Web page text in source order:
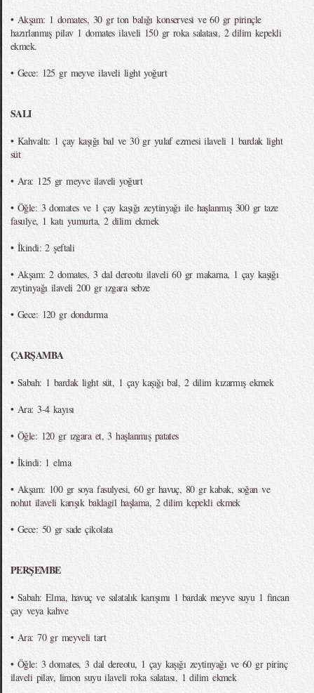
• Akşam: 1 domates, 30 gr ton balığı konservesi ve 60 gr pirinçle
hazırlanmış pilav 1 domates ilaveli 150 gr roka salatası, 2 dilim kepekli
ekmek.
• Gece: 125 gr meyve ilaveli light yoğurt
SALI
• Kahvaltı: 1 çay kaşığı bal ve 30 gr yulaf ezmesi ilaveli 1 bardak light
süt
• Ara: 125 gr meyve ilaveli yoğurt
• Öğle: 3 domates ve 1 çay kaşığı zeytinyağı ile haşlanmış 300 gr taze
fasulye, 1 katı yumurta, 2 dilim ekmek
• İkindi: 2 şeftali
• Akşam: 2 domates, 3 dal dereotu ilaveli 60 gr makarna, 1 çay kaşığı
zeytinyağı ilaveli 200 gr ızgara sebze
• Gece: 120 gr dondurma
ÇARŞAMBA
• Sabah: 1 bardak light süt, 1 çay kaşığı bal, 2 dilim kızarmış ekmek
• Ara: 3-4 kayısı
• Öğle: 120 gr ızgara et, 3 haşlanmış patates
• İkindi: 1 elma
• Akşam: 100 gr soya fasulyesi, 60 gr havuç, 80 gr kabak, soğan ve
nohut ilaveli karışık baklagil haşlama, 2 dilim kepekli ekmek
• Gece: 50 gr sade çikolata
PERŞEMBE
• Sabah: Elma, havuç ve salatalık karışımı 1 bardak meyve suyu 1 fincan
çay veya kahve
• Ara: 70 gr meyveli tart
• Öğle: 3 domates, 3 dal dereotu, 1 çay kaşığı zeytinyağı ve 60 gr pirinç
ilaveli pilav, limon suyu ilaveli roka salatası, 1 dilim ekmek